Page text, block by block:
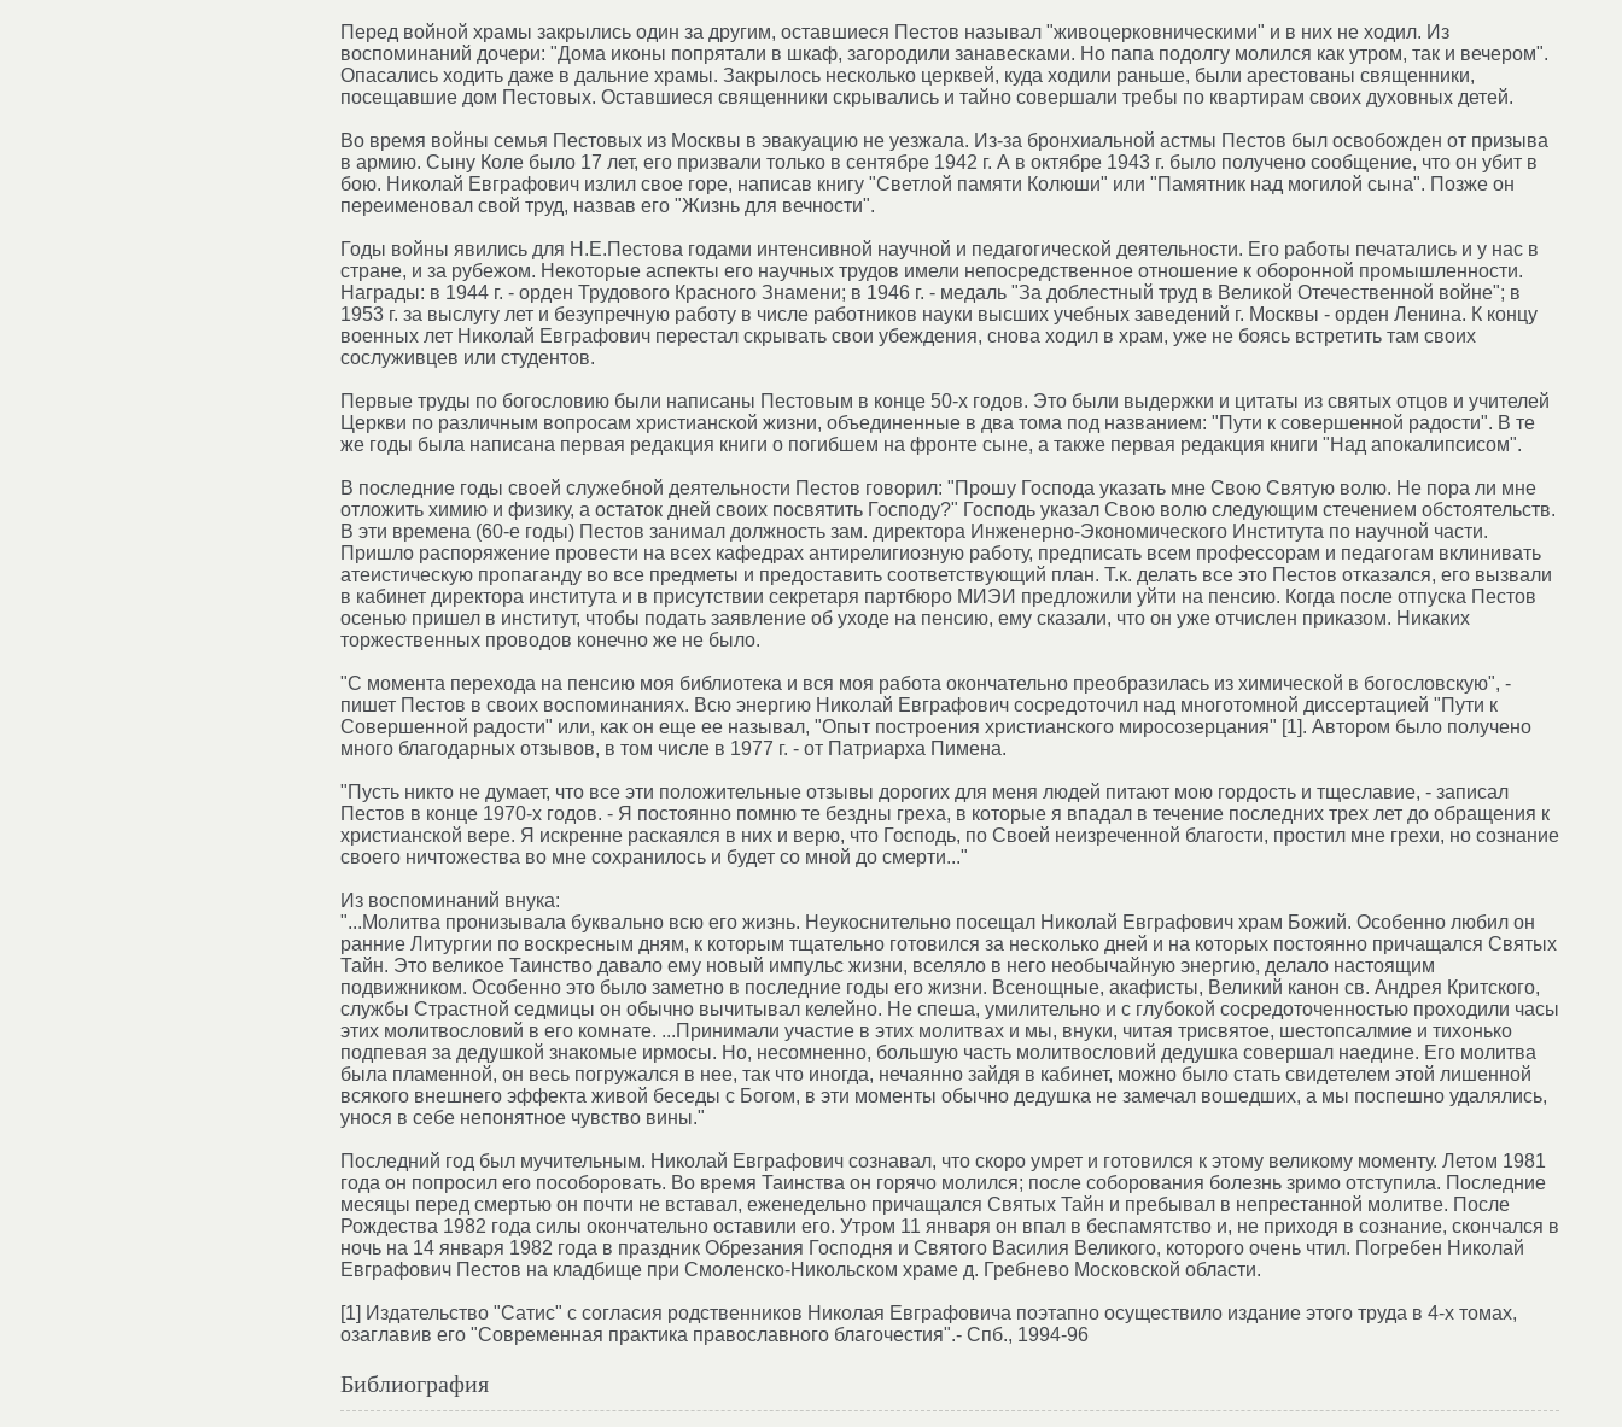
Перед войной храмы закрылись один за другим, оставшиеся Пестов называл "живоцерковническими" и в них не ходил. Из
воспоминаний дочери: "Дома иконы попрятали в шкаф, загородили занавесками. Но папа подолгу молился как утром, так и вечером".
Опасались ходить даже в дальние храмы. Закрылось несколько церквей, куда ходили раньше, были арестованы священники,
посещавшие дом Пестовых. Оставшиеся священники скрывались и тайно совершали требы по квартирам своих духовных детей.
Во время войны семья Пестовых из Москвы в эвакуацию не уезжала. Из-за бронхиальной астмы Пестов был освобожден от призыва
в армию. Сыну Коле было 17 лет, его призвали только в сентябре 1942 г. А в октябре 1943 г. было получено сообщение, что он убит в
бою. Николай Евграфович излил свое горе, написав книгу "Светлой памяти Колюши" или "Памятник над могилой сына". Позже он
переименовал свой труд, назвав его "Жизнь для вечности".
Годы войны явились для Н.Е.Пестова годами интенсивной научной и педагогической деятельности. Его работы печатались и у нас в
стране, и за рубежом. Некоторые аспекты его научных трудов имели непосредственное отношение к оборонной промышленности.
Награды: в 1944 г. - орден Трудового Красного Знамени; в 1946 г. - медаль "За доблестный труд в Великой Отечественной войне"; в
1953 г. за выслугу лет и безупречную работу в числе работников науки высших учебных заведений г. Москвы - орден Ленина. К концу
военных лет Николай Евграфович перестал скрывать свои убеждения, снова ходил в храм, уже не боясь встретить там своих
сослуживцев или студентов.
Первые труды по богословию были написаны Пестовым в конце 50-х годов. Это были выдержки и цитаты из святых отцов и учителей
Церкви по различным вопросам христианской жизни, объединенные в два тома под названием: "Пути к совершенной радости". В те
же годы была написана первая редакция книги о погибшем на фронте сыне, а также первая редакция книги "Над апокалипсисом".
В последние годы своей служебной деятельности Пестов говорил: "Прошу Господа указать мне Свою Святую волю. Не пора ли мне
отложить химию и физику, а остаток дней своих посвятить Господу?" Господь указал Свою волю следующим стечением обстоятельств.
В эти времена (60-е годы) Пестов занимал должность зам. директора Инженерно-Экономического Института по научной части.
Пришло распоряжение провести на всех кафедрах антирелигиозную работу, предписать всем профессорам и педагогам вклинивать
атеистическую пропаганду во все предметы и предоставить соответствующий план. Т.к. делать все это Пестов отказался, его вызвали
в кабинет директора института и в присутствии секретаря партбюро МИЭИ предложили уйти на пенсию. Когда после отпуска Пестов
осенью пришел в институт, чтобы подать заявление об уходе на пенсию, ему сказали, что он уже отчислен приказом. Никаких
торжественных проводов конечно же не было.
"С момента перехода на пенсию моя библиотека и вся моя работа окончательно преобразилась из химической в богословскую", -
пишет Пестов в своих воспоминаниях. Всю энергию Николай Евграфович сосредоточил над многотомной диссертацией "Пути к
Совершенной радости" или, как он еще ее называл, "Опыт построения христианского миросозерцания" [1]. Автором было получено
много благодарных отзывов, в том числе в 1977 г. - от Патриарха Пимена.
"Пусть никто не думает, что все эти положительные отзывы дорогих для меня людей питают мою гордость и тщеславие, - записал
Пестов в конце 1970-х годов. - Я постоянно помню те бездны греха, в которые я впадал в течение последних трех лет до обращения к
христианской вере. Я искренне раскаялся в них и верю, что Господь, по Своей неизреченной благости, простил мне грехи, но сознание
своего ничтожества во мне сохранилось и будет со мной до смерти..."
Из воспоминаний внука:
"...Молитва пронизывала буквально всю его жизнь. Неукоснительно посещал Николай Евграфович храм Божий. Особенно любил он
ранние Литургии по воскресным дням, к которым тщательно готовился за несколько дней и на которых постоянно причащался Святых
Тайн. Это великое Таинство давало ему новый импульс жизни, вселяло в него необычайную энергию, делало настоящим
подвижником. Особенно это было заметно в последние годы его жизни. Всенощные, акафисты, Великий канон св. Андрея Критского,
службы Страстной седмицы он обычно вычитывал келейно. Не спеша, умилительно и с глубокой сосредоточенностью проходили часы
этих молитвословий в его комнате. ...Принимали участие в этих молитвах и мы, внуки, читая трисвятое, шестопсалмие и тихонько
подпевая за дедушкой знакомые ирмосы. Но, несомненно, большую часть молитвословий дедушка совершал наедине. Его молитва
была пламенной, он весь погружался в нее, так что иногда, нечаянно зайдя в кабинет, можно было стать свидетелем этой лишенной
всякого внешнего эффекта живой беседы с Богом, в эти моменты обычно дедушка не замечал вошедших, а мы поспешно удалялись,
унося в себе непонятное чувство вины."
Последний год был мучительным. Николай Евграфович сознавал, что скоро умрет и готовился к этому великому моменту. Летом 1981
года он попросил его пособоровать. Во время Таинства он горячо молился; после соборования болезнь зримо отступила. Последние
месяцы перед смертью он почти не вставал, еженедельно причащался Святых Тайн и пребывал в непрестанной молитве. После
Рождества 1982 года силы окончательно оставили его. Утром 11 января он впал в беспамятство и, не приходя в сознание, скончался в
ночь на 14 января 1982 года в праздник Обрезания Господня и Святого Василия Великого, которого очень чтил. Погребен Николай
Евграфович Пестов на кладбище при Смоленско-Никольском храме д. Гребнево Московской области.
[1] Издательство "Сатис" с согласия родственников Николая Евграфовича поэтапно осуществило издание этого труда в 4-х томах,
озаглавив его "Современная практика православного благочестия".- Спб., 1994-96
Библиография